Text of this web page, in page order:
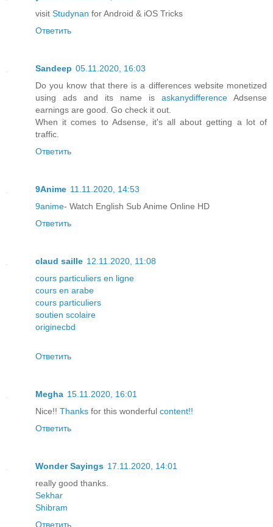
visit Studynan for Android & iOS Tricks
Ответить
Sandeep 05.11.2020, 16:03
Do you know that there is a differences website monetized
using ads and its name is askanydifference Adsense
earnings are good. Go check it out.
When it comes to Adsense, it's all about getting a lot of
traffic.
Ответить
9Anime 11.11.2020, 14:53
9anime- Watch English Sub Anime Online HD
Ответить
claud saille 12.11.2020, 11:08
cours particuliers en ligne
cours en arabe
cours particuliers
soutien scolaire
originecbd
Ответить
Megha 15.11.2020, 16:01
Nice!! Thanks for this wonderful content!!
Ответить
Wonder Sayings 17.11.2020, 14:01
really good thanks.
Sekhar
Shibram
Ответить